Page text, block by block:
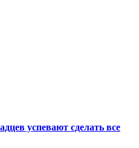
успевают сделать все